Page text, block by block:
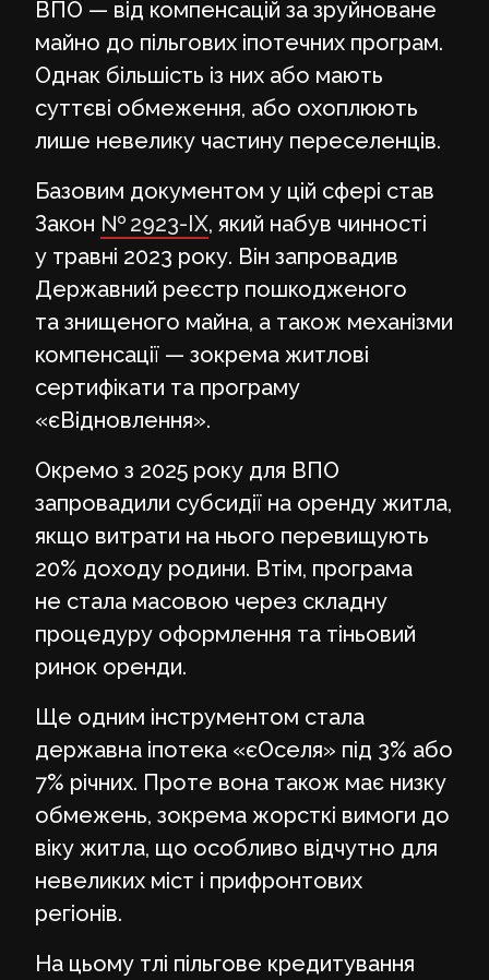
ВПО — від компенсацій за зруйноване
майно до пільгових іпотечних програм.
Однак більшість із них або мають
суттєві обмеження, або охоплюють
лише невелику частину переселенців.
Базовим документом у цій сфері став
Закон № 2923-IX, який набув чинності
у травні 2023 року. Він запровадив
Державний реєстр пошкодженого
та знищеного майна, а також механізми
компенсації — зокрема житлові
сертифікати та програму
«єВідновлення».
Окремо з 2025 року для ВПО
запровадили субсидії на оренду житла,
якщо витрати на нього перевищують
20% доходу родини. Втім, програма
не стала масовою через складну
процедуру оформлення та тіньовий
ринок оренди.
Ще одним інструментом стала
державна іпотека «єОселя» під 3% або
7% річних. Проте вона також має низку
обмежень, зокрема жорсткі вимоги до
віку житла, що особливо відчутно для
невеликих міст і прифронтових
регіонів.
На цьому тлі пільгове кредитування